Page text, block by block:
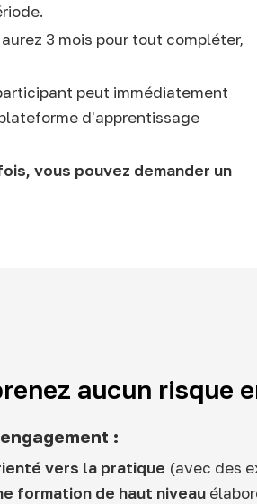
3 mois pour tout compléter,
peut immédiatement
d'apprentissage
vous pouvez demander un
aucun risque
:
vers la pratique (avec des
formation de haut niveau